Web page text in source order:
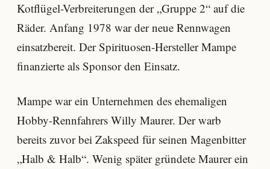
Kotflügel-Verbreiterungen der „Gruppe 2“ auf die
Räder. Anfang 1978 war der neue Rennwagen
einsatzbereit. Der Spirituosen-Hersteller Mampe
finanzierte als Sponsor den Einsatz.
Mampe war ein Unternehmen des ehemaligen
Hobby-Rennfahrers Willy Maurer. Der warb
bereits zuvor bei Zakspeed für seinen Magenbitter
„Halb & Halb“. Wenig später gründete Maurer ein